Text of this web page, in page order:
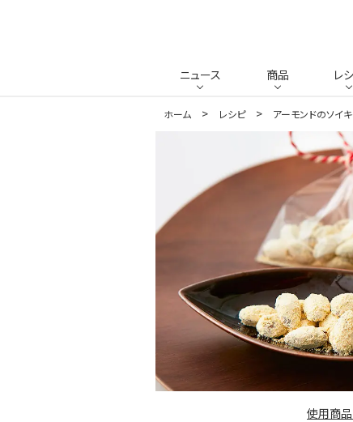
ニュース 商品 レ
ホーム レシピ アーモンドのソイ
使用商品